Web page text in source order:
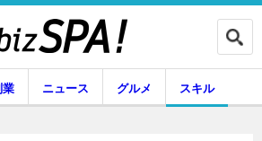
業 ニュース グルメ スキル